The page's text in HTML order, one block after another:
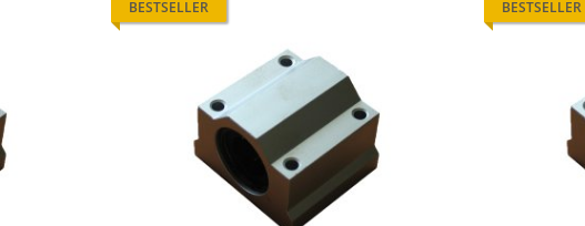
BESTSELLER BESTSELLER